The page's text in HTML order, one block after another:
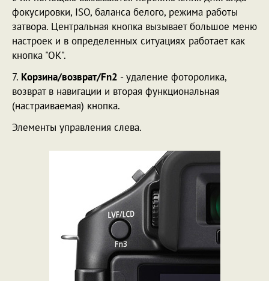
фокусировки, ISO, баланса белого, режима работы
затвора. Центральная кнопка вызывает большое меню
настроек и в определенных ситуациях работает как
кнопка "ОК".
7. Корзина/возврат/Fn2 - удаление фоторолика,
возврат в навигации и вторая функциональная
(настраиваемая) кнопка.
Элементы управления слева.